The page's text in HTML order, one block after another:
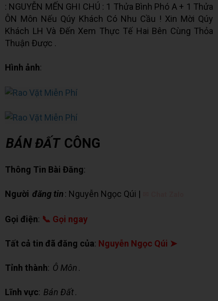
: NGUYỄN MẾN GHI CHÚ : 1 Thửa Bình Phó A + 1 Thửa
ÔN Môn Nếu Qúy Khách Có Nhu Cầu ! Xin Mời Qúy
Khách LH Và Đến Xem Thực Tế Hai Bên Cùng Thỏa
Thuận Được .
Hình ảnh:
BÁN ĐẤT CÔNG
Thông Tin Bài Đăng:
Người đăng tin: Nguyễn Ngọc Qúi |
Gọi điện: 📞 Gọi ngay
Tất cả tin đã đăng của: Nguyễn Ngọc Qúi ➤
Tỉnh thành: Ô Môn.
Lĩnh vực: Bán Đất.